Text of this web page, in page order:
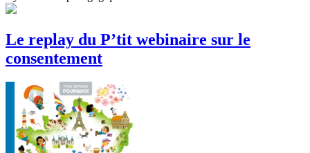
Le replay du P’tit webinaire sur le
consentement